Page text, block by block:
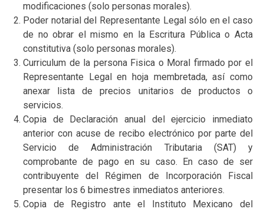
modificaciones (solo personas morales).
Poder notarial del Representante Legal sólo en el caso
de no obrar el mismo en la Escritura Pública o Acta
constitutiva (solo personas morales).
Curriculum de la persona Fisica o Moral firmado por el
Representante Legal en hoja membretada, así como
anexar lista de precios unitarios de productos o
servicios.
Copia de Declaración anual del ejercicio inmediato
anterior con acuse de recibo electrónico por parte del
Servicio de Administración Tributaria (SAT) y
comprobante de pago en su caso. En caso de ser
contribuyente del Régimen de Incorporación Fiscal
presentar los 6 bimestres inmediatos anteriores.
Copia de Registro ante el Instituto Mexicano del